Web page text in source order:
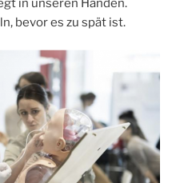
bevor es zu spät ist.